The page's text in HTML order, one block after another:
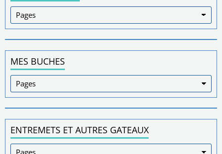
MES BUCHES
ENTREMETS ET AUTRES GATEAUX